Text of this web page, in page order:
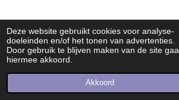
Deze website gebruikt cookies voor analyse-
doeleinden en/of het tonen van advertenties.
Door gebruik te blijven maken van de site
hiermee akkoord.
Akkoord
© 2016 - 2026 dvendo | knowledge in endodontics
E-mailadres